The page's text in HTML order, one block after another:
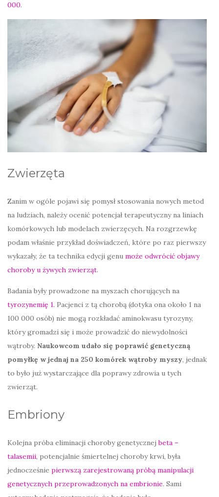
000.
Zwierzęta
Zanim w ogóle pojawi się pomysł stosowania nowych metod
na ludziach, należy ocenić potencjał terapeutyczny na liniach
komórkowych lub modelach zwierzęcych. Na rozgrzewkę
podam właśnie przykład doświadczeń, które po raz pierwszy
wykazały, że ta technika edycji genu może odwrócić objawy
choroby u żywych zwierząt.
Badania były prowadzone na myszach chorujących na
tyrozynemię 1. Pacjenci z tą chorobą (dotyka ona około 1 na
100 000 osób) nie mogą rozkładać aminokwasu tyrozyny,
który gromadzi się i może prowadzić do niewydolności
wątroby. Naukowcom udało się poprawić genetyczną
pomyłkę w jednaj na 250 komórek wątroby myszy, jednak
to było już wystarczające dla poprawy zdrowia u tych
zwierząt.
Embriony
Kolejna próba eliminacji choroby genetycznejbeta –
talasemii, potencjalnie śmiertelnej choroby krwi, była
jednocześnie pierwszą zarejestrowaną próbą manipulacji
genetycznych przeprowadzonych na embrionie. Sami